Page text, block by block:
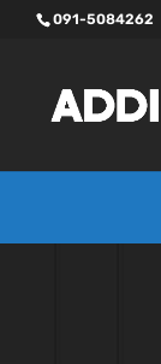
091-5084262